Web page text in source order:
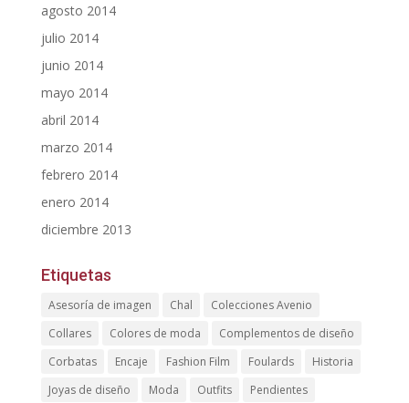
agosto 2014
julio 2014
junio 2014
mayo 2014
abril 2014
marzo 2014
febrero 2014
enero 2014
diciembre 2013
Etiquetas
Asesoría de imagen Chal
Colecciones Avenio
Collares
Colores de moda
Complementos de diseño
Corbatas
Encaje Fashion Film Foulards
Historia
Joyas de diseño
Moda Outfits
Pendientes